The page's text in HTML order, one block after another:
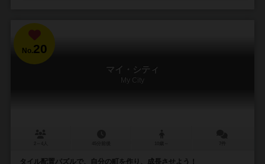
No.20
マイ・シティ
My City
タイル配置パズルで、自分の町を作り、成長させよう！